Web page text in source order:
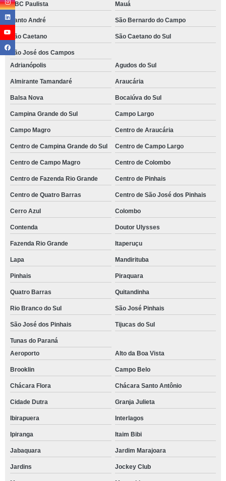
ABC Paulista
Mauá
Santo André São Bernardo do Campo
São Caetano São Caetano do Sul
São José dos Campos
Adrianópolis
Agudos do Sul
Almirante Tamandaré Araucária
Balsa Nova Bocaiúva do Sul
Campina Grande do Sul Campo Largo
Campo Magro Centro de Araucária
Centro de Campina Grande do Sul Centro de Campo Largo
Centro de Campo Magro Centro de Colombo
Centro de Fazenda Rio Grande Centro de Pinhais
Centro de Quatro Barras Centro de São José dos Pinhais
Cerro Azul Colombo
Contenda Doutor Ulysses
Fazenda Rio Grande Itaperuçu
Lapa Mandirituba
Pinhais Piraquara
Quatro Barras Quitandinha
Rio Branco do Sul São José Pinhais
São José dos Pinhais Tijucas do Sul
Tunas do Paraná
Aeroporto
Alto da Boa Vista
Brooklin Campo Belo
Chácara Flora Chácara Santo Antônio
Cidade Dutra Granja Julieta
Ibirapuera Interlagos
Ipiranga Itaim Bibi
Jabaquara Jardim Marajoara
Jardins Jockey Club